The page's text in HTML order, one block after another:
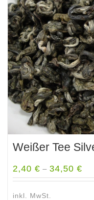
Die
Optionen
können
auf
der
gewählt
werden
Weißer Tee
2,40 € – 34,50 €
inkl. MwSt.